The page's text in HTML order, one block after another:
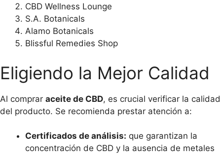
CBD Wellness Lounge
S.A. Botanicals
Alamo Botanicals
Blissful Remedies Shop
Eligiendo la Mejor Calidad
Al comprar aceite de CBD, es crucial verificar la calidad
del producto. Se recomienda prestar atención a:
Certificados de análisis: que garantizan la
concentración de CBD y la ausencia de metales